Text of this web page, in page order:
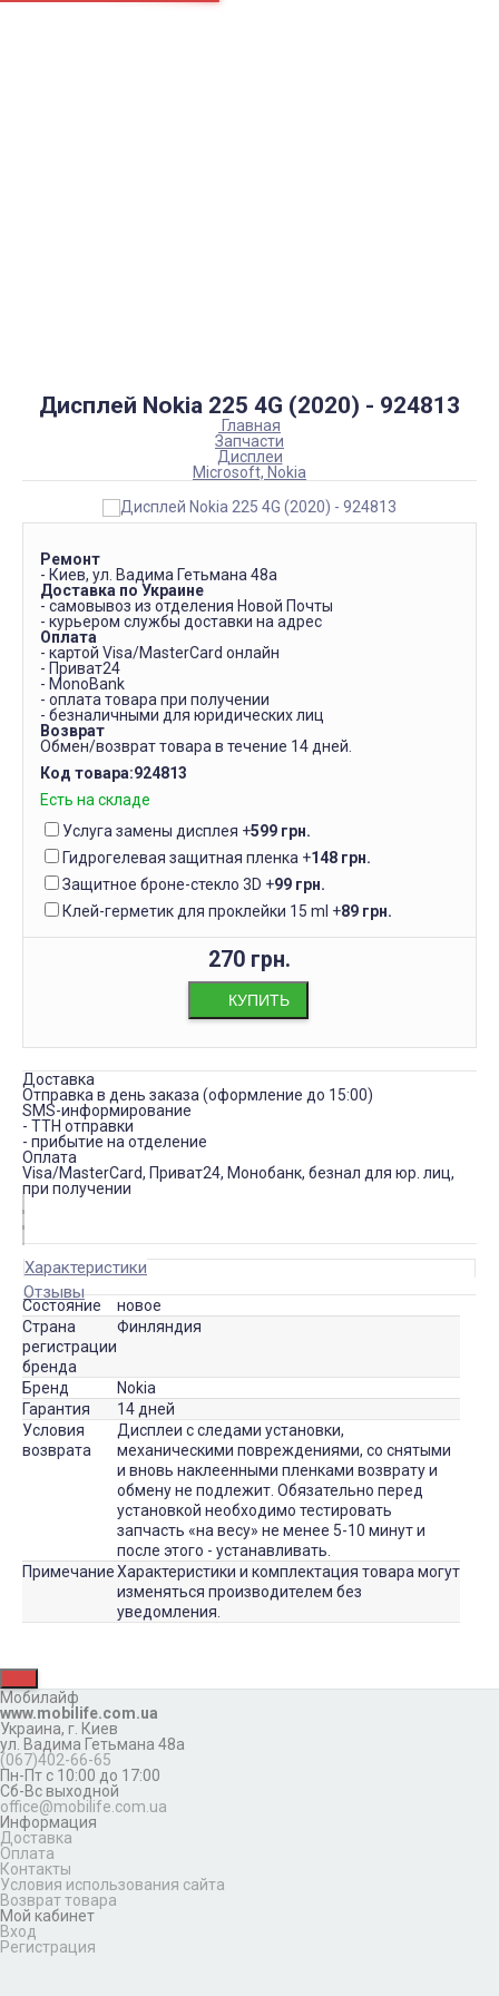
Дисплей Nokia 225 4G (2020) - 924813
Главная
Запчасти
Дисплеи
Microsoft, Nokia
Ремонт
- Киев, ул. Вадима Гетьмана 48а
Доставка по Украине
- самовывоз из отделения Новой Почты
- курьером службы доставки на адрес
Оплата
- картой Visa/MasterCard онлайн
- Приват24
- MonoBank
- оплата товара при получении
- безналичными для юридических лиц
Возврат
Обмен/возврат товара в течение 14 дней.
Код товара:924813
Есть на складе
Услуга замены дисплея +599 грн.
Гидрогелевая защитная пленка +148 грн.
Защитное броне-стекло 3D +99 грн.
Клей-герметик для проклейки 15 ml +89 грн.
270 грн.
КУПИТЬ
Доставка
Отправка в день заказа (оформление до 15:00)
SMS-информирование
- ТТН отправки
- прибытие на отделение
Оплата
Visa/MasterCard, Приват24, Монобанк, безнал для юр. лиц,
при получении
Характеристики
Отзывы
Состояние
новое
Страна
регистрации
бренда
Финляндия
Бренд
Nokia
Гарантия
14 дней
Условия
возврата
Дисплеи с следами установки,
механическими повреждениями, со снятыми
и вновь наклеенными пленками возврату и
обмену не подлежит. Обязательно перед
установкой необходимо тестировать
запчасть «на весу» не менее 5-10 минут и
после этого - устанавливать.
ПримечаниеХарактеристики и комплектация товара могут
изменяться производителем без
уведомления.
Мобилайф
www.mobilife.com.ua
Украина, г. Киев
ул. Вадима Гетьмана 48а
(067)402-66-65
Пн-Пт с 10:00 до 17:00
Сб-Вс выходной
office@mobilife.com.ua
Информация
Доставка
Оплата
Контакты
Условия использования сайта
Возврат товара
Мой кабинет
Вход
Регистрация